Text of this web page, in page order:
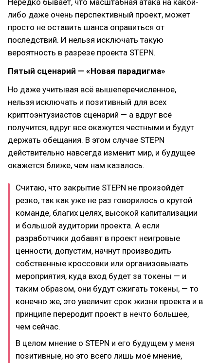
либо даже очень перспективный проект, может
просто не оставить шанса оправиться от
последствий. И нельзя исключать такую
вероятность в разрезе проекта STEPN.
Пятый сценарий — «Новая парадигма»
Но даже учитывая всё вышеперечисленное,
нельзя исключать и позитивный для всех
криптоэнтузиастов сценарий — а вдруг всё
получится, вдруг все окажутся честными и будут
держать обещания. В этом случае STEPN
действительно навсегда изменит мир, и будущее
окажется ближе, чем нам казалось.
Считаю, что закрытие STEPN не произойдёт
резко, так как уже не раз говорилось о крутой
команде, благих целях, высокой капитализации
и большой аудитории проекта. А если
разработчики добавят в проект неигровые
ценности, допустим, начнут производить
собственные кроссовки или организовывать
мероприятия, куда вход будет за токены — и
таким образом, они будут сжигать токены, — то
конечно же, это увеличит срок жизни проекта и в
принципе переродит проект в нечто большее,
чем сейчас.
В целом мнение о STEPN и его будущем у меня
позитивные, но это всего лишь моё мнение,